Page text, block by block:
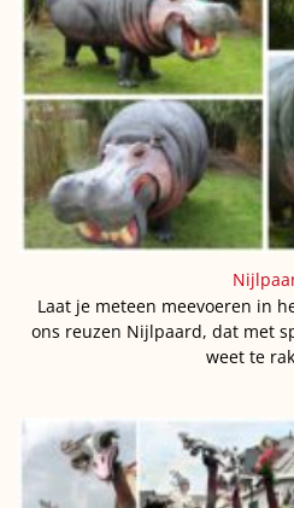
Laat je meteen meevoeren in
ons reuzen Nijlpaard, dat met
weet te